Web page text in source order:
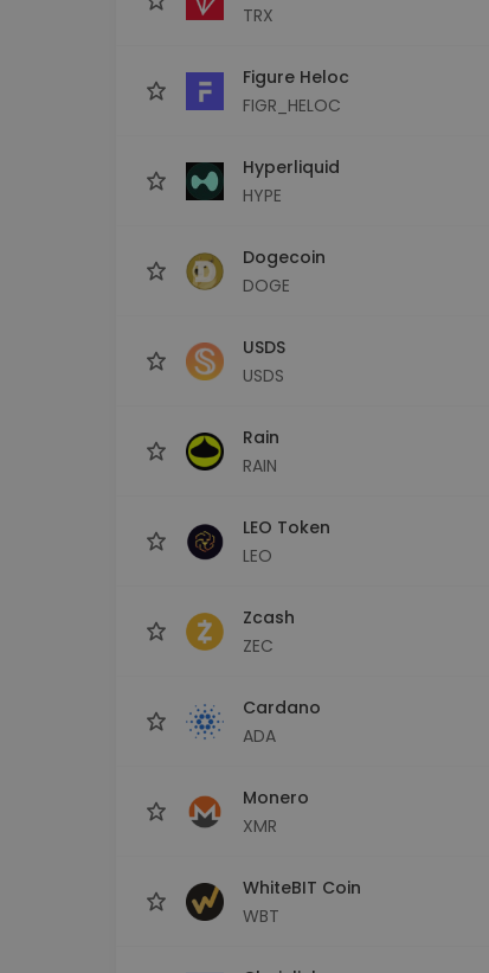
TRX
Figure Heloc
FIGR_HELOC
Hyperliquid
HYPE
Dogecoin
DOGE
USDS
USDS
Rain
RAIN
LEO Token
LEO
Zcash
ZEC
Cardano
ADA
Monero
XMR
WhiteBIT Coin
WBT